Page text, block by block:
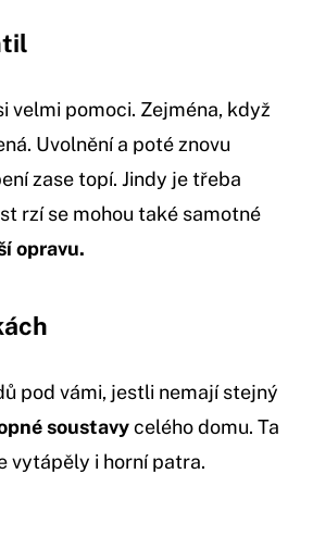
velmi pomoci. Zejména, když
Uvolnění a poté znovu
zase topí. Jindy je třeba
rzí se mohou také samotné
opravu.
pod vámi, jestli nemají stejný
soustavycelého domu. Ta
vytápěly i horní patra.